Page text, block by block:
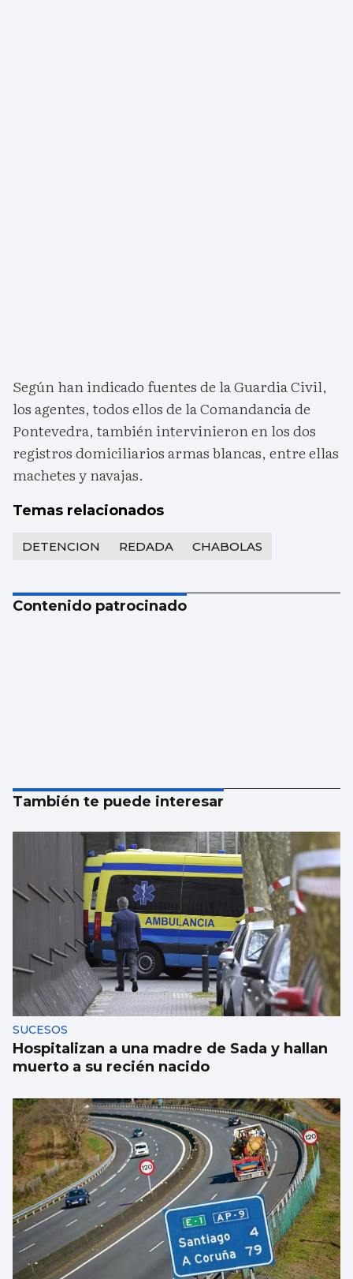
Según han indicado fuentes de la Guardia Civil,
los agentes, todos ellos de la Comandancia de
Pontevedra, también intervinieron en los dos
registros domiciliarios armas blancas, entre ellas
machetes y navajas.
Temas relacionados
DETENCION REDADA CHABOLAS
Contenido patrocinado
También te puede interesar
SUCESOS
Hospitalizan a una madre de Sada y hallan
muerto a su recién nacido